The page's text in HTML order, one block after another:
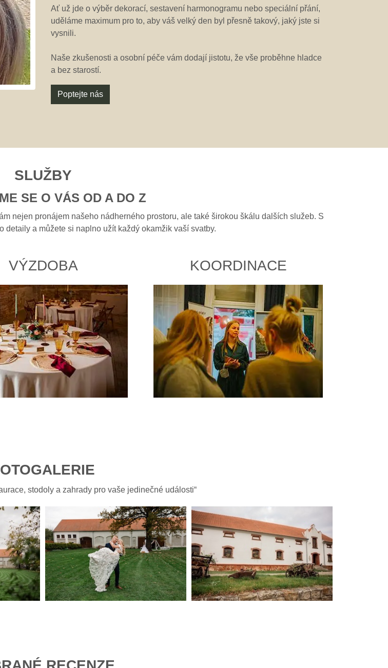
Ať už jde o výběr dekorací, sestavení harmonogramu nebo speciální přání,
uděláme maximum pro to, aby váš velký den byl přesně takový, jaký jste si
vysnili.
Naše zkušenosti a osobní péče vám dodají jistotu, že vše proběhne hladce
a bez starostí.
Poptejte nás
SLUŽBY
SE O VÁS OD A DO Z
nejen pronájem našeho nádherného prostoru, ale také širokou škálu dalších služeb. S
detaily a můžete si naplno užít každý okamžik vaší svatby.
VÝZDOBA KOORDINACE
stodoly a zahrady pro vaše jedinečné události“